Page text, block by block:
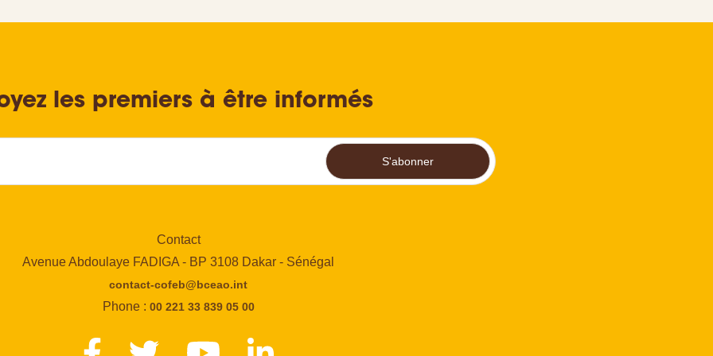
les premiers à être informés
S'abonner
Contact
Avenue Abdoulaye FADIGA - BP 3108 Dakar - Sénégal
contact-cofeb@bceao.int
Phone : 00 221 33 839 05 00